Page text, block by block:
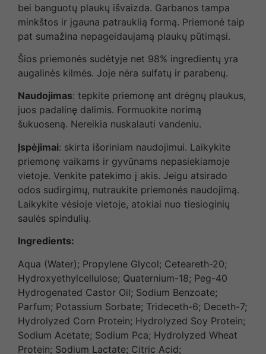
bei banguotų plaukų išvaizda. Garbanos tampa
minkštos ir įgauna patrauklią formą. Priemonė taip
pat sumažina nepageidaujamą plaukų pūtimąsi.
Šios priemonės sudėtyje net 98% ingredientų yra
augalinės kilmės. Joje nėra sulfatų ir parabenų.
Naudojimas: tepkite priemonę ant drėgnų plaukus,
juos padalinę dalimis. Formuokite norimą
šukuoseną. Nereikia nuskalauti vandeniu.
Įspėjimai: skirta išoriniam naudojimui. Laikykite
priemonę vaikams ir gyvūnams nepasiekiamoje
vietoje. Venkite patekimo į akis. Jeigu atsirado
odos sudirgimų, nutraukite priemonės naudojimą.
Laikykite vėsioje vietoje, atokiai nuo tiesioginių
saulės spindulių.
Ingredients:
Aqua (Water); Propylene Glycol; Ceteareth-20;
Hydroxyethylcellulose; Quaternium-18; Peg-40
Hydrogenated Castor Oil; Sodium Benzoate;
Parfum; Potassium Sorbate; Trideceth-6; Deceth-7;
Hydrolyzed Corn Protein; Hydrolyzed Soy Protein;
Sodium Acetate; Sodium Pca; Hydrolyzed Wheat
Protein; Sodium Lactate; Citric Acid;